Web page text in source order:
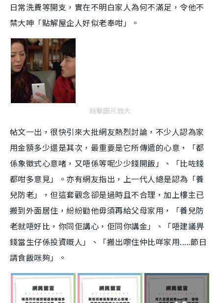
日常洗費等開支，實在不明白家人為何不滿足，令他不
禁大呻「點解屋企人好似老奉咁」。
點擊圖片放大
帖文一出，很快引來大批網友熱烈討論，不少人認為家
用金額多少還是其次，最重要是它所傳遞的心意，「都
係象徵式心意啫，又唔係等呢少少錢開飯」、「比咗錢
都咁多意見」。亦有網友指出，上一代人總是認為「養
兒防老」，但這套觀念卻是過時且不合理，加上樓主已
搬到外面居住，紛紛勸他毋須再給父母家用，「養兒防
老就唔好比，你同佢講心，佢同你講金」、「唔建議畀
錢當生仔係投資嘅人」、「搬出嚟住仲比咩家用.....節日
請食飯咪夠」。